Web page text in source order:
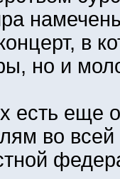
в
но и
есть еще
во